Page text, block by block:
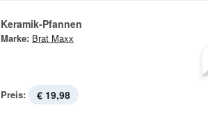
Keramik-Pfannen
Marke: Brat Maxx
Preis: € 19,98